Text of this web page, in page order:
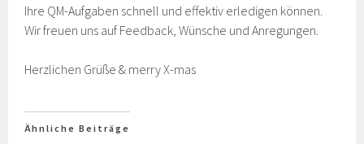
Ihre QM-Aufgaben schnell und effektiv erledigen können.
Wir freuen uns auf Feedback, Wünsche und Anregungen.
Herzlichen Grüße & merry X-mas
Ähnliche Beiträge